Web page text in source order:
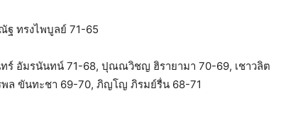
ทรงไพบูลย์ 71-65
ร์ อัมรนันทน์ 71-68, ปุณณวิชญ ฮิรายามา 70-69, เชาวลิต
ล ขันทะชา 69-70, ภิญโญ ภิรมย์รื่น 68-71